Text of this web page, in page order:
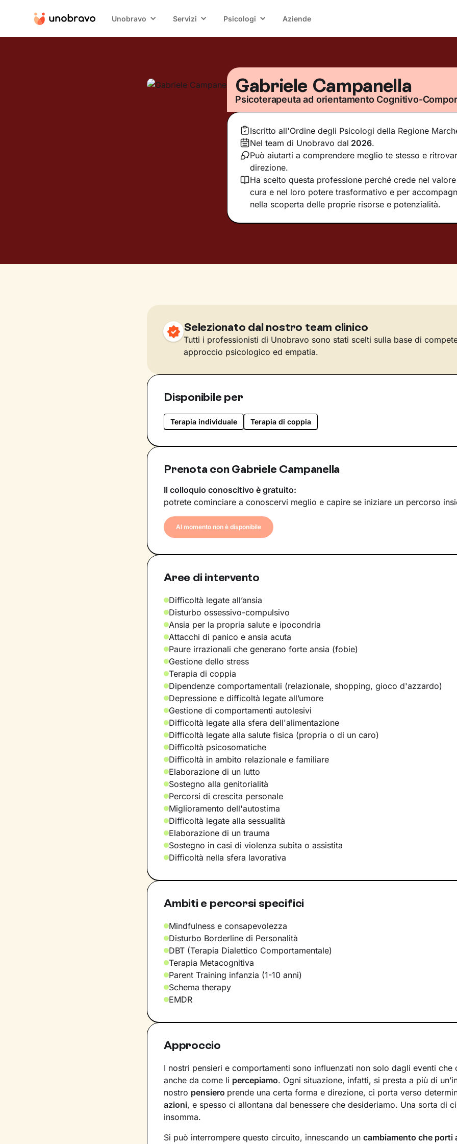
Unobravo Servizi Psicologi Aziende
Gabriele Campanella
Psicoterapeuta ad orientamento Cognitivo-
Iscritto all'Ordine degli Psicologi della Regione
Nel team di Unobravo dal 2026.
Può aiutarti a comprendere meglio te stesso e
direzione.
Ha scelto questa professione perché crede nel
cura e nel loro potere trasformativo e per
nella scoperta delle proprie risorse e potenzialità.
Selezionato dal nostro team clinico
Tutti i professionisti di Unobravo sono stati scelti sulla base di
approccio psicologico ed empatia.
Disponibile per
Terapia individuale Terapia di coppia
Prenota con Gabriele Campanella
Il colloquio conoscitivo è gratuito:
potrete cominciare a conoscervi meglio e capire se iniziare un percorso
Al momento non è disponibile
Aree di intervento
Difficoltà legate all’ansia
Disturbo ossessivo-compulsivo
Ansia per la propria salute e ipocondria
Attacchi di panico e ansia acuta
Paure irrazionali che generano forte ansia (fobie)
Gestione dello stress
Terapia di coppia
Dipendenze comportamentali (relazionale, shopping, gioco d'azzardo)
Depressione e difficoltà legate all’umore
Gestione di comportamenti autolesivi
Difficoltà legate alla sfera dell'alimentazione
Difficoltà legate alla salute fisica (propria o di un caro)
Difficoltà psicosomatiche
Difficoltà in ambito relazionale e familiare
Elaborazione di un lutto
Sostegno alla genitorialità
Percorsi di crescita personale
Miglioramento dell'autostima
Difficoltà legate alla sessualità
Elaborazione di un trauma
Sostegno in casi di violenza subita o assistita
Difficoltà nella sfera lavorativa
Ambiti e percorsi specifici
Mindfulness e consapevolezza
Disturbo Borderline di Personalità
DBT (Terapia Dialettico Comportamentale)
Terapia Metacognitiva
Parent Training infanzia (1-10 anni)
Schema therapy
EMDR
Approccio
I nostri pensieri e comportamenti sono influenzati non solo dagli eventi che
anche da come li percepiamo. Ogni situazione, infatti, si presta a più di
nostro pensiero prende una certa forma e direzione, ci porta verso
azioni, e spesso ci allontana dal benessere che desideriamo. Una sorta di
insomma.
Si può interrompere questo circuito, innescando un cambiamento che porti